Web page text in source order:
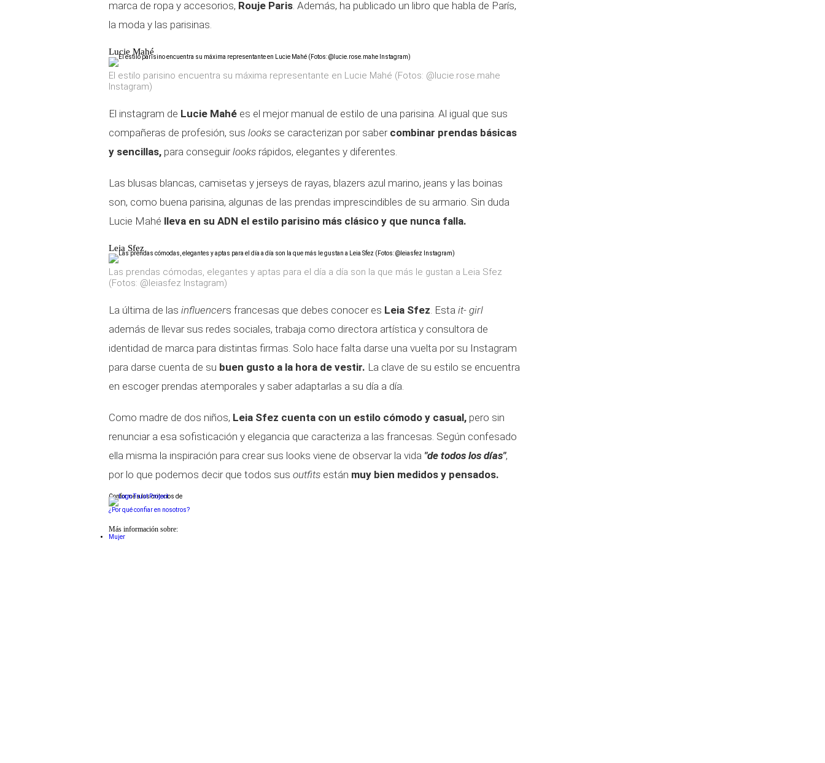
marca de ropa y accesorios, Rouje Paris. Además, ha publicado un libro que habla de París,
la moda y las parisinas.
Lucie Mahé
El estilo parisino encuentra su máxima representante en Lucie Mahé (Fotos: @lucie.rose.mahe
Instagram)
El instagram de Lucie Mahé es el mejor manual de estilo de una parisina. Al igual que sus
compañeras de profesión, sus looks se caracterizan por saber combinar prendas básicas
y sencillas, para conseguirlooks rápidos, elegantes y diferentes.
Las blusas blancas, camisetas y jerseys de rayas, blazers azul marino, jeans y las boinas
son, como buena parisina, algunas de las prendas imprescindibles de su armario. Sin duda
Lucie Mahé lleva en su ADN el estilo parisino más clásico y que nunca falla.
Leia Sfez
Las prendas cómodas, elegantes y aptas para el día a día son la que más le gustan a Leia Sfez
(Fotos: @leiasfez Instagram)
La última de las influencers francesas que debes conocer es Leia Sfez. Esta it- girl
además de llevar sus redes sociales, trabaja como directora artística y consultora de
identidad de marca para distintas firmas. Solo hace falta darse una vuelta por su Instagram
para darse cuenta de su buen gusto a la hora de vestir. La clave de su estilo se encuentra
en escoger prendas atemporales y saber adaptarlas a su día a día.
Como madre de dos niños, Leia Sfez cuenta con un estilo cómodo y casual, pero sin
renunciar a esa sofisticación y elegancia que caracteriza a las francesas. Según confesado
ella misma la inspiración para crear sus looks viene de observar la vida "de todos los días",
por lo que podemos decir que todos sus outfits están muy bien medidos y pensados.
Conforme a los criterios de
¿Por qué confiar en nosotros?
Más información sobre:
Mujer